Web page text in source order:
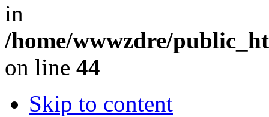
in
/home/wwwzdre/
on line 44
Skip to content